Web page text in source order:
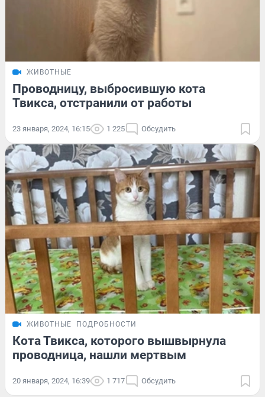
ЖИВОТНЫЕ
Проводницу, выбросившую кота
Твикса, отстранили от работы
23 января, 2024, 16:15 1 225 Обсудить
ЖИВОТНЫЕ ПОДРОБНОСТИ
Кота Твикса, которого вышвырнула
проводница, нашли мертвым
20 января, 2024, 16:39 1 717 Обсудить